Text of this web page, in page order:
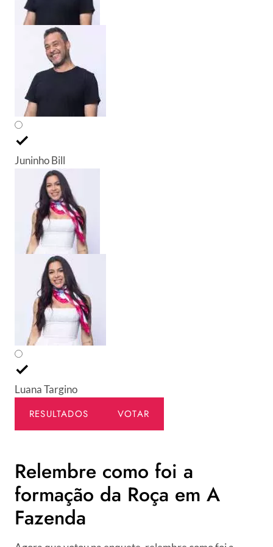
Juninho Bill
Luana Targino
RESULTADOS VOTAR
Relembre como foi a
formação da Roça em A
Fazenda